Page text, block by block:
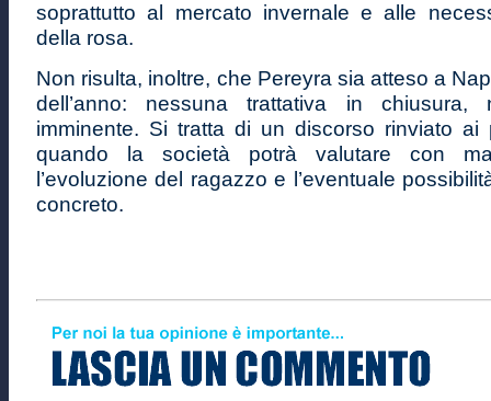
soprattutto al mercato invernale e alle
della rosa.
Non risulta, inoltre, che Pereyra sia atteso a
dell’anno: nessuna trattativa in chiusura,
imminente. Si tratta di un discorso rinviato ai
quando la società potrà valutare con
l’evoluzione del ragazzo e l’eventuale
concreto.